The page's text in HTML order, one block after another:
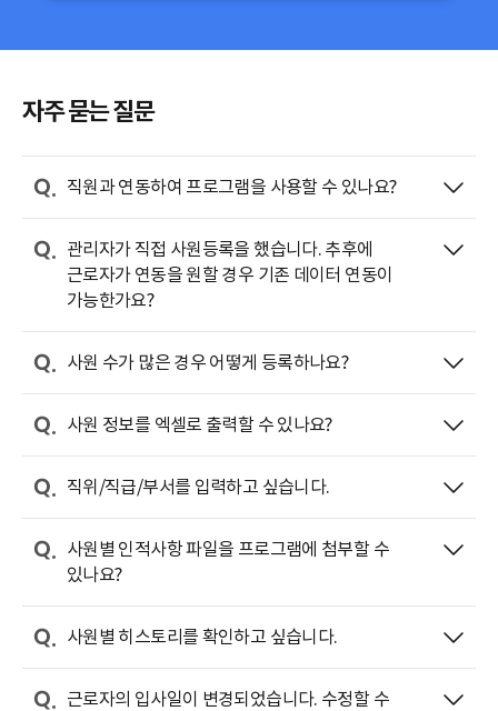
자주 묻는 질문
직원과 연동하여 프로그램을 사용할 수 있나요?
관리자가 직접 사원등록을 했습니다. 추후에
근로자가 연동을 원할 경우 기존 데이터 연동이
가능한가요?
사원 수가 많은 경우 어떻게 등록하나요?
사원 정보를 엑셀로 출력할 수 있나요?
직위/직급/부서를 입력하고 싶습니다.
사원별 인적사항 파일을 프로그램에 첨부할 수
있나요?
사원별 히스토리를 확인하고 싶습니다.
근로자의 입사일이 변경되었습니다. 수정할 수